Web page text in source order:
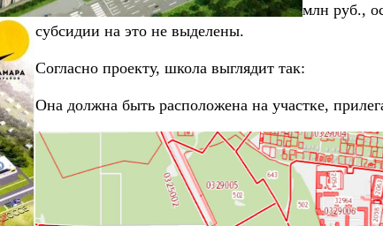
млн руб.,
субсидии на это не выделены.
Согласно проекту, школа выглядит так:
Она должна быть расположена на участке,